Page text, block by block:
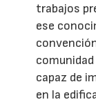
trabajos
ese
capaz de
en la